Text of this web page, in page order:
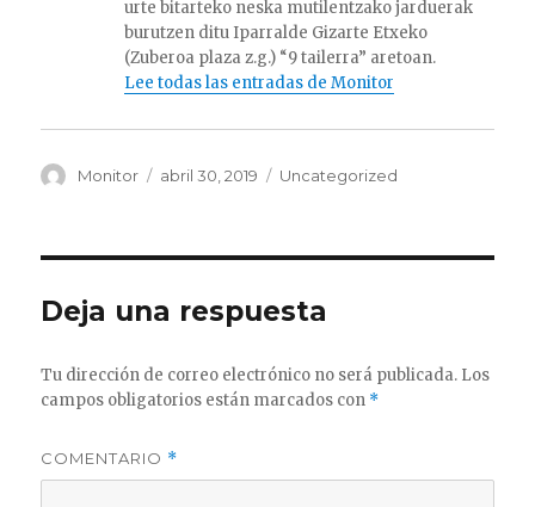
urte bitarteko neska mutilentzako jarduerak
burutzen ditu Iparralde Gizarte Etxeko
(Zuberoa plaza z.g.) “9 tailerra” aretoan.
Lee todas las entradas de Monitor
Autor
Monitor
Publicado
abril 30, 2019 Categorías
Uncategorized
Deja una respuesta
Tu dirección de correo electrónico no será publicada. Los
campos obligatorios están marcados con *
COMENTARIO *